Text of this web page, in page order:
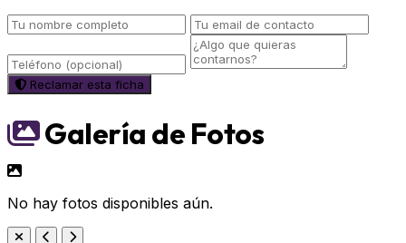
Reclamar esta ficha
Galería de Fotos
No hay fotos disponibles aún.